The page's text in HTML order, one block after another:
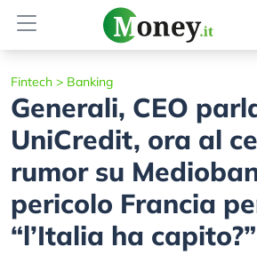
Fintech > Banking
Generali, CEO
UniCredit, ora al
rumor su
pericolo Francia
“l’Italia ha capito?”